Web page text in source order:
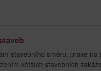
stavebního směru, praxe
větších stavebních